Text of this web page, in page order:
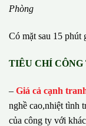
Phòng
Có mặt sau 15 phút
TIÊU CHÍ CÔNG
– Giá cả cạnh
nghề cao,nhiệt tình
của công ty với